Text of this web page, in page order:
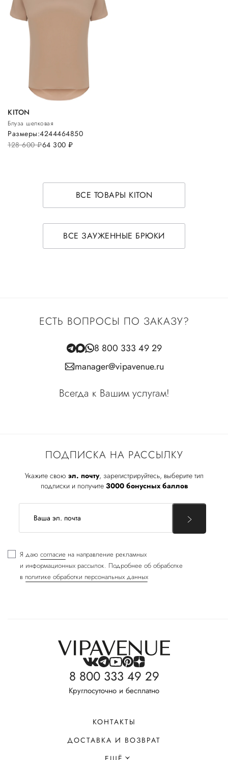
KITON
Блуза шелковая
128 600руб.64 300 руб.
Размеры:4244464850
ВСЕ ТОВАРЫ KITON
ВСЕ ЗАУЖЕННЫЕ БРЮКИ
ПОДПИСКА НА РАССЫЛКУ
Укажите свою эл. почту, зарегистрируйтесь, выберите тип
подписки и получите 3000 бонусных баллов
Я даю согласие на направление рекламных
и информационных рассылок. Подробнее об обработке
в политике обработки персональных данных
ЕСТЬ ВОПРОСЫ ПО ЗАКАЗУ?
8 800 333 49 29
manager@vipavenue.ru
Всегда к Вашим услугам!
8 800 333 49 29
Круглосуточно и бесплатно
КОНТАКТЫ
ДОСТАВКА И ВОЗВРАТ